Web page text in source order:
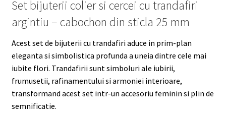
Set bijuterii colier si cercei cu trandafiri
argintiu – cabochon din sticla 25 mm
Acest set de bijuterii cu trandafiri aduce in prim-plan
eleganta si simbolistica profunda a uneia dintre cele mai
iubite flori. Trandafirii sunt simboluri ale iubirii,
frumusetii, rafinamentului si armoniei interioare,
transformand acest set intr-un accesoriu feminin si plin de
semnificatie.